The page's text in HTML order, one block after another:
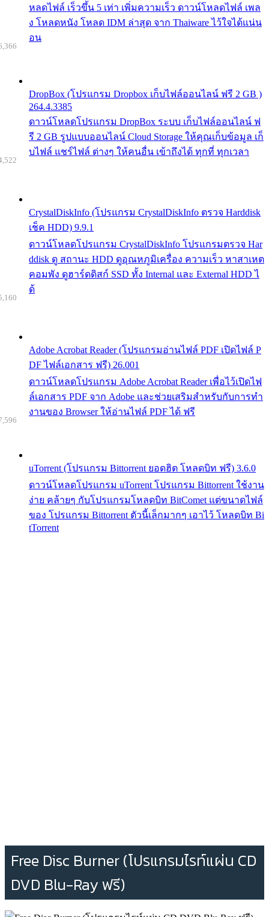
หลดไฟล์ เร็วขึ้น 5 เท่า เพิ่มความเร็ว ดาวน์โหลดไฟล์ เพล
ง โหลดหนัง โหลด IDM ล่าสุด จาก Thaiware ไว้ใจได้แน่น
อน
DropBox (โปรแกรม Dropbox เก็บไฟล์ออนไลน์ ฟรี 2 GB )
264.4.3385
ดาวน์โหลดโปรแกรม DropBox ระบบ เก็บไฟล์ออนไลน์ ฟ
รี 2 GB รูปแบบออนไลน์ Cloud Storage ให้คุณเก็บข้อมูล เก็
บไฟล์ แชร์ไฟล์ ต่างๆ ให้คนอื่น เข้าถึงได้ ทุกที่ ทุกเวลา
CrystalDiskInfo (โปรแกรม CrystalDiskInfo ตรวจ Harddisk
เช็ค HDD) 9.9.1
ดาวน์โหลดโปรแกรม CrystalDiskInfo โปรแกรมตรวจ Har
ddisk ดู สถานะ HDD ดูอุณหภูมิเครื่อง ความเร็ว หาสาเหต
คอมพัง ดูฮาร์ดดิสก์ SSD ทั้ง Internal และ External HDD ไ
ด้
Adobe Acrobat Reader (โปรแกรมอ่านไฟล์ PDF เปิดไฟล์ P
DF ไฟล์เอกสาร ฟรี) 26.001
ดาวน์โหลดโปรแกรม Adobe Acrobat Reader เพื่อไว้เปิดไฟ
ล์เอกสาร PDF จาก Adobe และช่วยเสริมสำหรับกับการทำ
งานของ Browser ให้อ่านไฟล์ PDF ได้ ฟรี
uTorrent (โปรแกรม Bittorrent ยอดฮิต โหลดบิท ฟรี) 3.6.0
ดาวน์โหลดโปรแกรม uTorrent โปรแกรม Bittorrent ใช้งาน
ง่าย คล้ายๆ กับโปรแกรมโหลดบิท BitComet แต่ขนาดไฟล์
ของ โปรแกรม Bittorrent ตัวนี้เล็กมากๆ เอาไว้ โหลดบิท Bi
tTorrent
Free Disc Burner (โปรแกรมไรท์แผ่น CD
DVD Blu-Ray ฟรี)